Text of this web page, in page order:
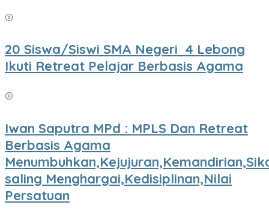
20 Siswa/Siswi SMA Negeri 4 Lebong
Ikuti Retreat Pelajar Berbasis Agama
Iwan Saputra MPd : MPLS Dan Retreat
Berbasis Agama
saling Menghargai,Kedisiplinan,Nilai
Persatuan